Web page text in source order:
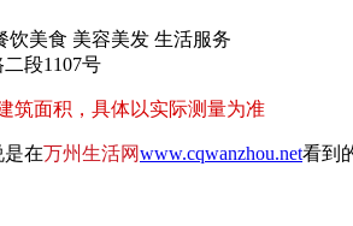
饮美食 美容美发 生活服务
段1107号
筑面积，具体以实际测量为准
是在万州生活网www.cqwanzhou.net看到